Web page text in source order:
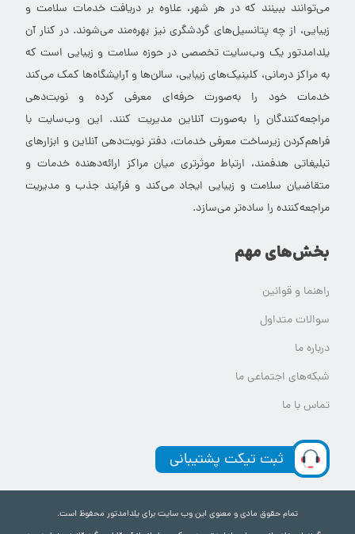
می‌توانند ببینند که در هر شهر، علاوه بر دریافت خدمات سلامت و
زیبایی، از چه پتانسیل‌های گردشگری نیز بهره‌مند می‌شوند. در کنار آن
یلدامدتور یک وب‌سایت تخصصی در حوزه سلامت و زیبایی است که
به مراکز درمانی، کلینیک‌های زیبایی، سالن‌ها و آرایشگاه‌ها کمک می‌کند
خدمات خود را به‌صورت حرفه‌ای معرفی کرده و نوبت‌دهی
مراجعه‌کنندگان را به‌صورت آنلاین مدیریت کنند. این وب‌سایت با
فراهم‌کردن زیرساخت معرفی خدمات، دفتر نوبت‌دهی آنلاین و ابزارهای
تبلیغاتی هدفمند، ارتباط موثرتری میان مراکز ارائه‌دهنده خدمات و
متقاضیان سلامت و زیبایی ایجاد می‌کند و فرآیند جذب و مدیریت
مراجعه‌کننده را ساده‌تر می‌سازد.
بخش‌های مهم
راهنما و قوانین
سوالات متداول
درباره ما
شبکه‌های اجتماعی ما
تماس با ما
ثبت تیکت پشتیبانی
تمام حقوق مادی و معنوی این وب سایت برای یلدامدتور محفوظ است.